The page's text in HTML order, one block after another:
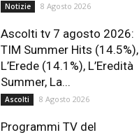
Notizie 8 Agosto 2026
Ascolti tv 7 agosto 2026:
TIM Summer Hits (14.5%),
L’Erede (14.1%), L’Eredità
Summer, La...
Ascolti 8 Agosto 2026
Programmi TV del